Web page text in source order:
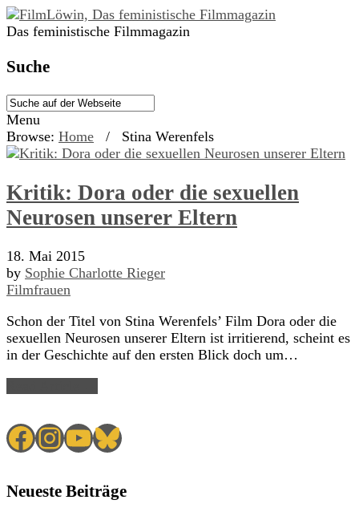
Das feministische Filmmagazin
Suche
Menu
Browse: Home / Stina Werenfels
Kritik: Dora oder die sexuellen
Neurosen unserer Eltern
18. Mai 2015
by Sophie Charlotte Rieger
Filmfrauen
Schon der Titel von Stina Werenfels’ Film Dora oder die
sexuellen Neurosen unserer Eltern ist irritierend, scheint es
in der Geschichte auf den ersten Blick doch um…
Facebook
Instagram
YouTube
Bluesky
Neueste Beiträge